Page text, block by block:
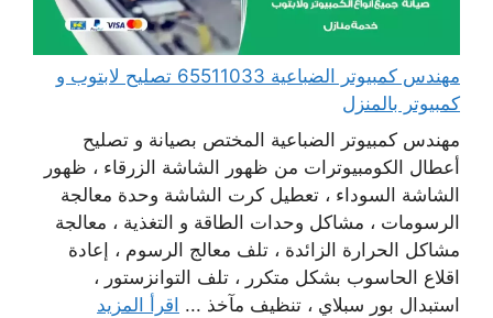
مهندس كمبيوتر الضباعية 65511033 تصليح لابتوب و
كمبيوتر بالمنزل
مهندس كمبيوتر الضباعية المختص بصيانة و تصليح
أعطال الكومبيوترات من ظهور الشاشة الزرقاء ، ظهور
الشاشة السوداء ، تعطيل كرت الشاشة وحدة معالجة
الرسومات ، مشاكل وحدات الطاقة و التغذية ، معالجة
مشاكل الحرارة الزائدة ، تلف معالج الرسوم ، إعادة
اقلاع الحاسوب بشكل متكرر ، تلف التوانزستور ،
استبدال بور سبلاي ، تنظيف مآخذ ... اقرأ المزيد